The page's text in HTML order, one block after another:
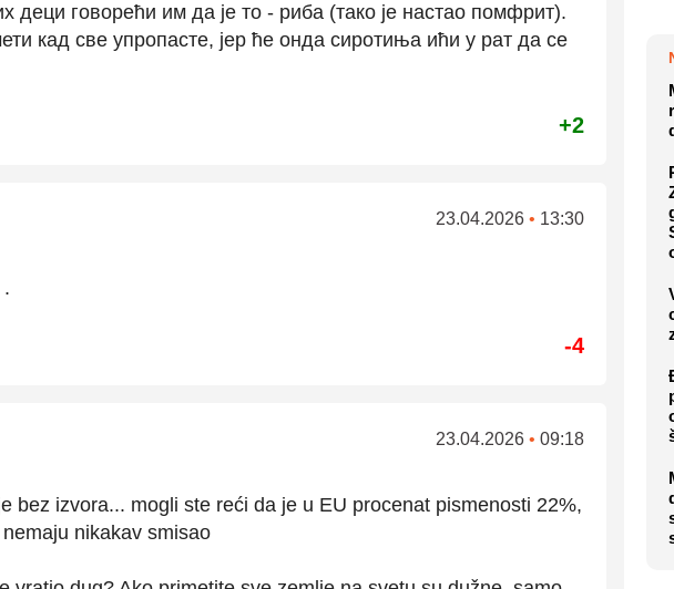
деци говорећи им да је то - риба (тако је настао помфрит).
кад све упропасте, јер ће онда сиротиња ићи у рат да се
+2
23.04.2026 • 13:30
-4
23.04.2026 • 09:18
bez izvora... mogli ste reći da je u EU procenat pismenosti 22%,
nikakav smisao